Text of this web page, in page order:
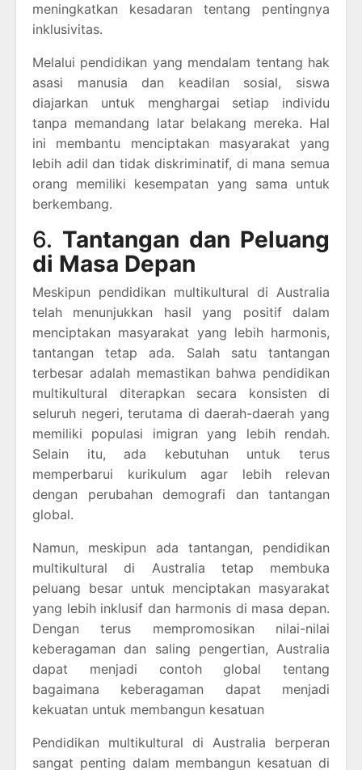
meningkatkan kesadaran tentang pentingnya
inklusivitas.
Melalui pendidikan yang mendalam tentang hak
asasi manusia dan keadilan sosial, siswa
diajarkan untuk menghargai setiap individu
tanpa memandang latar belakang mereka. Hal
ini membantu menciptakan masyarakat yang
lebih adil dan tidak diskriminatif, di mana semua
orang memiliki kesempatan yang sama untuk
berkembang.
6. Tantangan dan Peluang
di Masa Depan
Meskipun pendidikan multikultural di Australia
telah menunjukkan hasil yang positif dalam
menciptakan masyarakat yang lebih harmonis,
tantangan tetap ada. Salah satu tantangan
terbesar adalah memastikan bahwa pendidikan
multikultural diterapkan secara konsisten di
seluruh negeri, terutama di daerah-daerah yang
memiliki populasi imigran yang lebih rendah.
Selain itu, ada kebutuhan untuk terus
memperbarui kurikulum agar lebih relevan
dengan perubahan demografi dan tantangan
global.
Namun, meskipun ada tantangan, pendidikan
multikultural di Australia tetap membuka
peluang besar untuk menciptakan masyarakat
yang lebih inklusif dan harmonis di masa depan.
Dengan terus mempromosikan nilai-nilai
keberagaman dan saling pengertian, Australia
dapat menjadi contoh global tentang
bagaimana keberagaman dapat menjadi
kekuatan untuk membangun kesatuan
Pendidikan multikultural di Australia berperan
sangat penting dalam membangun kesatuan di